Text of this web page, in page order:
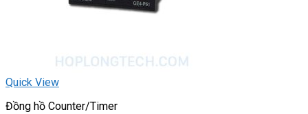
Quick View
Đồng hồ Counter/Timer